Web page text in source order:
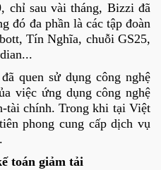
chỉ sau vài tháng, Bizzi đã
đó đa phần là các tập đoàn
Tín Nghĩa, chuỗi GS25,
quen sử dụng công nghệ
việc ứng dụng công nghệ
tài chính. Trong khi tại Việt
phong cung cấp dịch vụ
toán giảm tải